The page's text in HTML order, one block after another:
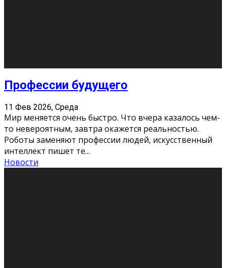
Как бороться со стрессом
11 Фев 2026, Среда
Стресс – нормальная реакция организма, когда
факторов, воздействующих на твой организм
больше, чем ресурсов. Есть советы, как бороться со
стрессовым состояни
Новости